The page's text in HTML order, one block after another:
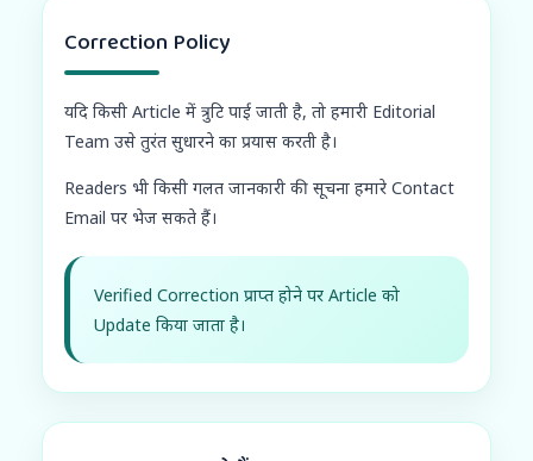
Correction Policy
यदि किसी Article में त्रुटि पाई जाती है, तो हमारी Editorial
Team उसे तुरंत सुधारने का प्रयास करती है।
Readers भी किसी गलत जानकारी की सूचना हमारे Contact
Email पर भेज सकते हैं।
Verified Correction प्राप्त होने पर Article को
Update किया जाता है।